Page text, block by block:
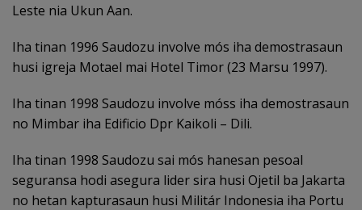
Leste nia Ukun Aan.
Iha tinan 1996 Saudozu involve mós iha demostrasaun
husi igreja Motael mai Hotel Timor (23 Marsu 1997).
Iha tinan 1998 Saudozu involve móss iha demostrasaun
no Mimbar iha Edificio Dpr Kaikoli – Dili.
Iha tinan 1998 Saudozu sai mós hanesan pesoal
seguransa hodi asegura lider sira husi Ojetil ba Jakarta
no hetan kapturasaun husi Militár Indonesia iha Portu